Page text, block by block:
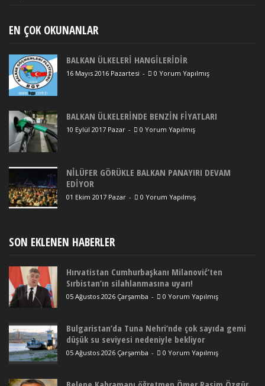
EN ÇOK OKUNANLAR
BALKAN ÜLKELERİ HANGİLERİDİR
16 Mayıs 2016 Pazartesi - 0 Yorum Yapılmış
BALKAN ÜLKELERİNDE BENZİN FİYATLARI
10 Eylül 2017 Pazar - 0 Yorum Yapılmış
NİLÜFER GÖRÜKLE BALKAN PANAYIRI DEVAM
EDİYOR
01 Ekim 2017 Pazar - 0 Yorum Yapılmış
SON EKLENEN HABERLER
Hırvatistan Cumhurbaşkanı Milanović’ten
Sırbistan’ın silahlanmasına uyarı!
05 Ağustos 2026 Çarşamba - 0 Yorum Yapılmış
Bulgaristan’da Tuna Nehri’nde çok sayıda gemi
düşük su seviyesi nedeniyle bekliyor
05 Ağustos 2026 Çarşamba - 0 Yorum Yapılmış